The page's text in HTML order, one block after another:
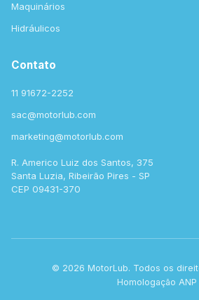
Maquinários
Hidráulicos
Contato
11 91672-2252
sac@motorlub.com
marketing@motorlub.com
R. Americo Luiz dos Santos, 375
Santa Luzia, Ribeirão Pires - SP
CEP 09431-370
© 2026 MotorLub. Todos os
Homologação ANP